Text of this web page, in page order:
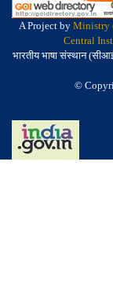
A Project by Ministry
Central
भारतीय भाषा संस्थान
©